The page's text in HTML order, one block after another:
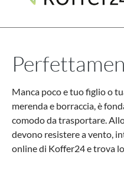
Manca poco e tuo figlio o
merenda e borraccia, è
comodo da trasportare.
devono resistere a vento,
online di Koffer24 e trova